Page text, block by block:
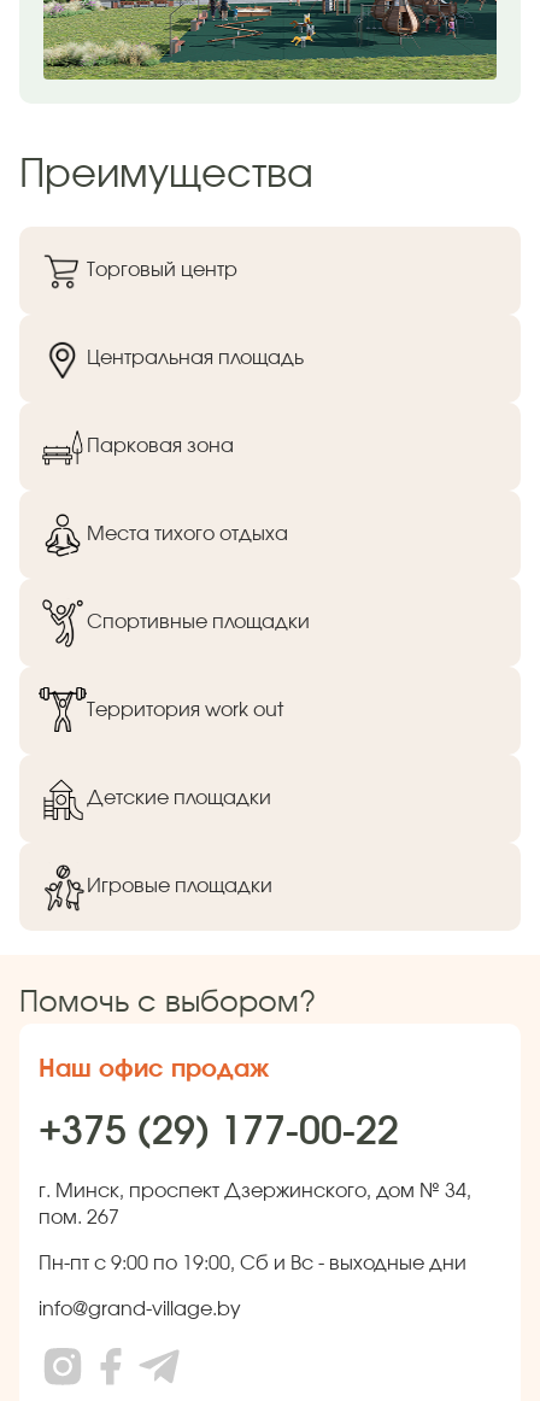
Преимущества
Торговый центр
Центральная площадь
Парковая зона
Места тихого отдыха
Спортивные площадки
Территория work out
Детские площадки
Игровые площадки
Помочь с выбором?
Наш офис продаж
+375 (29) 177-00-22
г. Минск, проспект Дзержинского, дом № 34,
пом. 267
Пн-пт с 9:00 по 19:00, Сб и Вс - выходные дни
info@grand-village.by